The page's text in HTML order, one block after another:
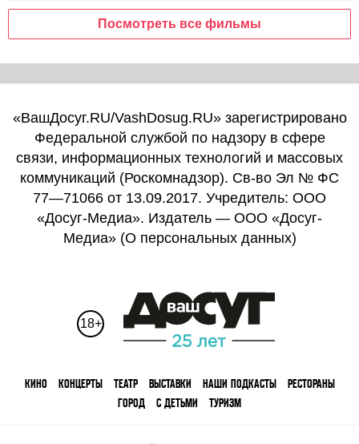
Посмотреть все фильмы
«ВашДосуг.RU/VashDosug.RU» зарегистрировано
Федеральной службой по надзору в сфере
связи, информационных технологий и массовых
коммуникаций (Роскомнадзор). Св-во Эл № ФС
77—71066 от 13.09.2017. Учредитель: ООО
«Досуг-Медиа». Издатель — ООО «Досуг-
Медиа» (О персональных данных)
18+
КИНО КОНЦЕРТЫ ТЕАТР ВЫСТАВКИ НАШИ ПОДКАСТЫ
РЕСТОРАНЫ
ГОРОД
С ДЕТЬМИ ТУРИЗМ